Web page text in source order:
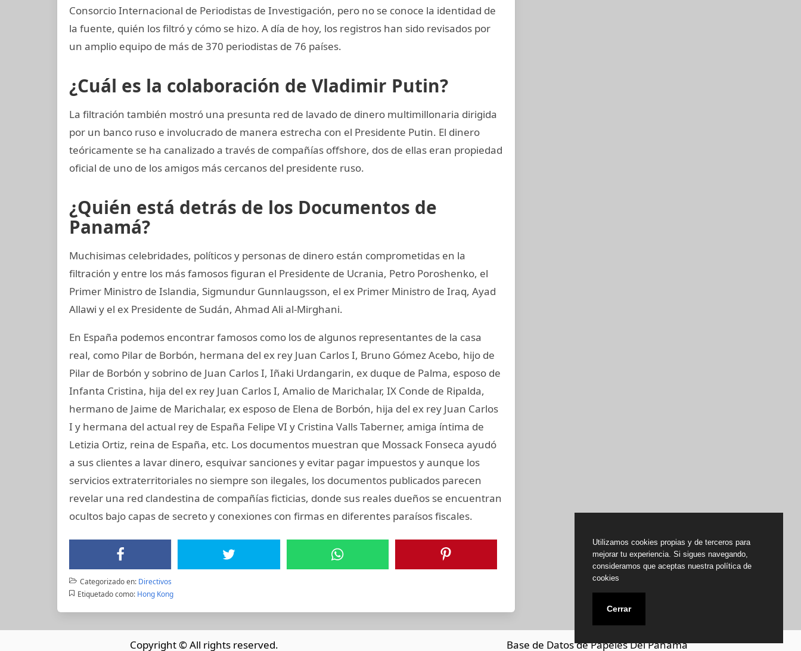
Consorcio Internacional de Periodistas de Investigación, pero no se conoce la identidad de
la fuente, quién los filtró y cómo se hizo. A día de hoy, los registros han sido revisados por
un amplio equipo de más de 370 periodistas de 76 países.
¿Cuál es la colaboración de Vladimir Putin?
La filtración también mostró una presunta red de lavado de dinero multimillonaria dirigida
por un banco ruso e involucrado de manera estrecha con el Presidente Putin. El dinero
teóricamente se ha canalizado a través de compañías offshore, dos de ellas eran propiedad
oficial de uno de los amigos más cercanos del presidente ruso.
¿Quién está detrás de los Documentos de
Panamá?
Muchisimas celebridades, políticos y personas de dinero están comprometidas en la
filtración y entre los más famosos figuran el Presidente de Ucrania, Petro Poroshenko, el
Primer Ministro de Islandia, Sigmundur Gunnlaugsson, el ex Primer Ministro de Iraq, Ayad
Allawi y el ex Presidente de Sudán, Ahmad Ali al-Mirghani.
En España podemos encontrar famosos como los de algunos representantes de la casa
real, como Pilar de Borbón, hermana del ex rey Juan Carlos I, Bruno Gómez Acebo, hijo de
Pilar de Borbón y sobrino de Juan Carlos I, Iñaki Urdangarin, ex duque de Palma, esposo de
Infanta Cristina, hija del ex rey Juan Carlos I, Amalio de Marichalar, IX Conde de Ripalda,
hermano de Jaime de Marichalar, ex esposo de Elena de Borbón, hija del ex rey Juan Carlos
I y hermana del actual rey de España Felipe VI y Cristina Valls Taberner, amiga íntima de
Letizia Ortiz, reina de España, etc. Los documentos muestran que Mossack Fonseca ayudó
a sus clientes a lavar dinero, esquivar sanciones y evitar pagar impuestos y aunque los
servicios extraterritoriales no siempre son ilegales, los documentos publicados parecen
revelar una red clandestina de compañías ficticias, donde sus reales dueños se encuentran
ocultos bajo capas de secreto y conexiones con firmas en diferentes paraísos fiscales.
Categorizado en: Directivos
Etiquetado como: Hong Kong
Copyright © All rights reserved. Base de Datos de Papeles Del Panamá
Utilizamos cookies propias y de terceros para
mejorar tu experiencia. Si sigues navegando,
consideramos que aceptas nuestra política de
cookies
Cerrar